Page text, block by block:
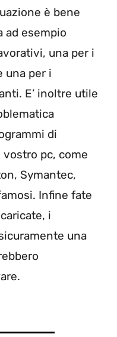
è bene
ad esempio
una per i
una per i
E’ inoltre utile
di
pc, come
Symantec,
Infine fate
i
una